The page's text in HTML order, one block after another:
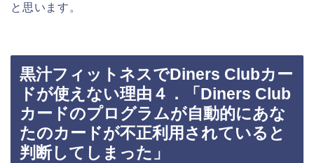
と思います。
黒汁フィットネスでDiners Clubカー
ドが使えない理由４．「Diners Club
カードのプログラムが自動的にあな
たのカードが不正利用されていると
判断してしまった」